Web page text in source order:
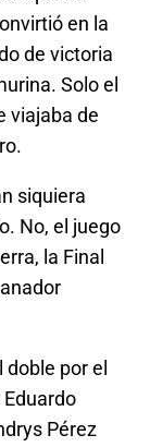
en la
de victoria
Solo el
viajaba de
siquiera
No, el juego
la Final
por el
Pérez